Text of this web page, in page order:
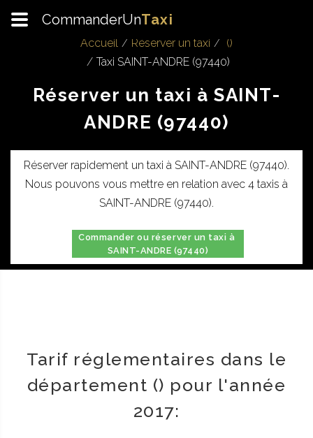
CommanderUnTaxi
Accueil Réserver un taxi
()
Taxi SAINT-ANDRE (97440)
Réserver un taxi à SAINT-
ANDRE (97440)
Réserver rapidement un taxi à SAINT-ANDRE (97440).
Nous pouvons vous mettre en relation avec 4 taxis à
SAINT-ANDRE (97440).
Commander ou réserver un taxi à
SAINT-ANDRE (97440)
Tarif réglementaires dans le
département () pour l'année
2017: